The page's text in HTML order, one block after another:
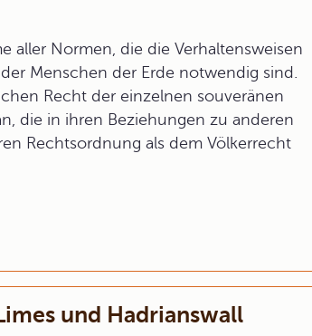
aller Normen, die die Verhaltensweisen
Menschen der Erde notwendig sind.
Recht der einzelnen souveränen
die in ihren Beziehungen zu anderen
Rechtsordnung als dem Völkerrecht
und Hadrianswall